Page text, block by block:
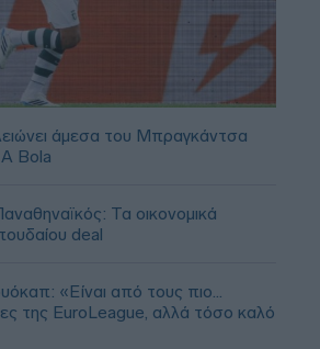
άμεσα του Μπραγκάντσα
Bola
Τα οικονομικά
deal
«Είναι από τους πιο...
της EuroLeague, αλλά τόσο καλό